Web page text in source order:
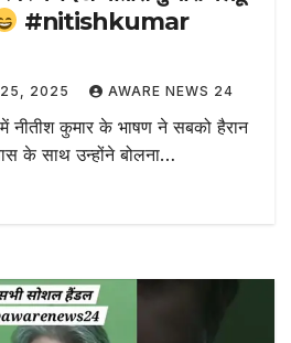
#nitishkumar
25, 2025 AWARE NEWS 24
नीतीश कुमार के भाषण ने सबको हैरान
के साथ उन्होंने बोलना…